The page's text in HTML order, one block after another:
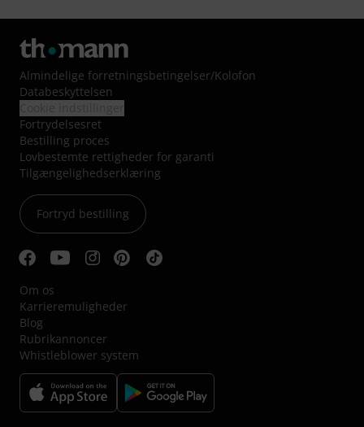
Almindelige forretningsbetingelser/Kolofon
Databeskyttelsen
Fortrydelsesret
Bestilling proces
Lovbestemte rettigheder for garanti
Tilgængelighedserklæring
Fortryd bestilling
Om os
Karrieremuligheder
Blog
Rubrikannoncer
Whistleblower system